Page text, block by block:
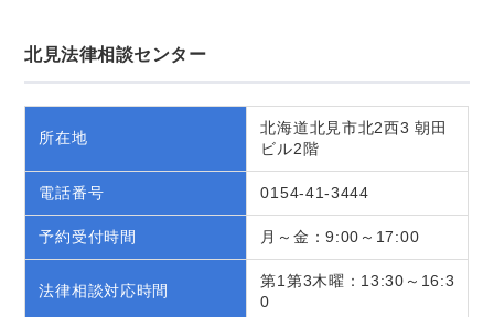
北見法律相談センター
所在地
北海道北見市北2西3 朝田
ビル2階
電話番号 0154-41-3444
予約受付時間 月～金：9:00～17:00
法律相談対応時間
第1第3木曜：13:30～16:3
0